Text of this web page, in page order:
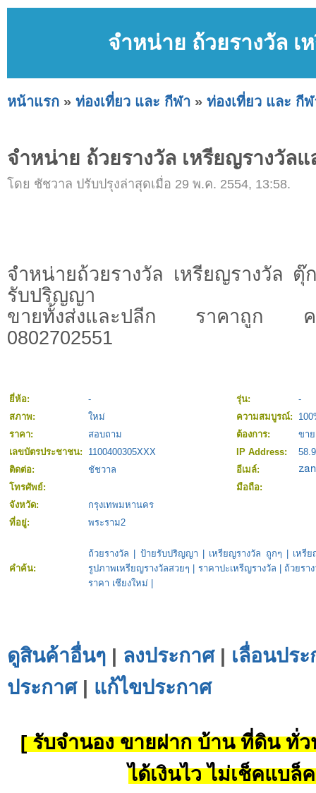
จำหน่าย ถ้วยรางวัล เ
หน้าแรก » ท่องเที่ยว และ กีฬา » ท่องเที่ยว และ กี
จำหน่าย ถ้วยรางวัล เหรียญรางวัล
โดย ชัชวาล ปรับปรุงล่าสุดเมื่อ 29 พ.ค. 2554, 13:58.
จำหน่ายถ้วยรางวัล เหรียญรางวัล
รับปริญญา
ขายทั้งส่งและปลีก ราคาถูก
0802702551
ยี่ห้อ: - รุ่น:
-
สภาพ:
ใหม่ ความสมบูรณ์:
ราคา:
สอบถาม ต้องการ:
ขาย
เลขบัตรประชาชน:
1100400305XXX IP Address:
ติดต่อ:
ชัชวาล
อีเมล์:
โทรศัพย์:
มือถือ:
จังหวัด:
กรุงเทพมหานคร
ที่อยู่:
พระราม2
คำค้น:
ถ้วยรางวัล ป้ายรับปริญญา เหรียญรางวัล ถูกๆ
เหรี
รูปภาพเหรียญรางวัลสวยๆ
ราคาปะเหรีญรางวัล
ถ้วยรา
ราคา เชียงใหม่
ดูสินค้าอื่นๆ | ลงประกาศ| เลื่อนปร
ประกาศ| แก้ไขประกาศ
[ รับจำนอง ขายฝาก บ้าน ที่ดิน ทั่ว
ได้เงินไว ไม่เช็คแบล็